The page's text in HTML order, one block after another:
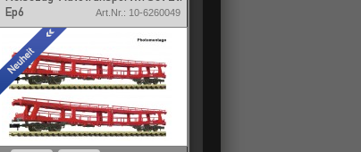
Ep6
Art.Nr.: 10-6260049